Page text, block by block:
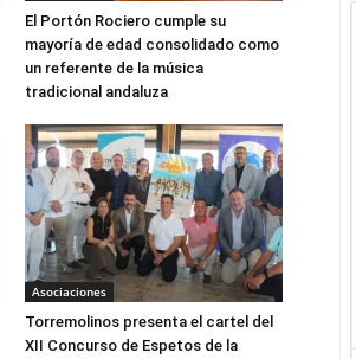
El Portón Rociero cumple su
mayoría de edad consolidado como
un referente de la música
tradicional andaluza
Asociaciones
Torremolinos presenta el cartel del
XII Concurso de Espetos de la